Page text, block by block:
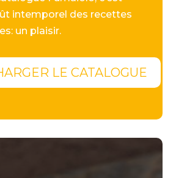
intemporel des recettes
un plaisir.
LE CATALOGUE